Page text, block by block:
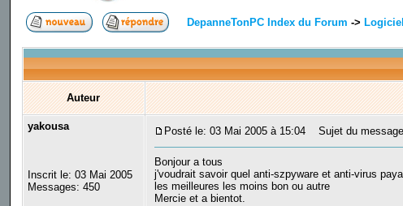
DepanneTonPC Index du Forum -> Logiciel
Auteur
yakousa
Inscrit le: 03 Mai 2005
Messages: 450
Posté le: 03 Mai 2005 à 15:04 Sujet du
Bonjour a tous
j'voudrait savoir quel anti-szpyware et anti-virus
les meilleures les moins bon ou autre
Mercie et a bientot.